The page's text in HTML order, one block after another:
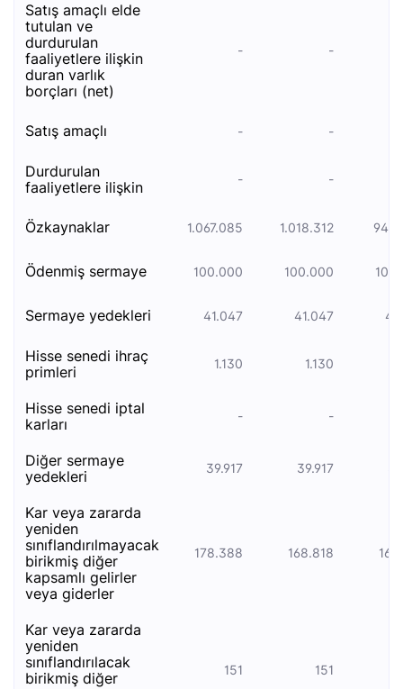
satiş amaçli elde
tutulan ve
durdurulan
faali̇yetlere i̇li̇şki̇n
duran varlik
borçlari (net)
- -
satış amaçlı - -
durdurulan
faaliyetlere i̇lişkin
- -
özkaynaklar 1.067.085 1.018.312
ödenmiş sermaye 100.000 100.000
sermaye yedekleri 41.047 41.047
hisse senedi i̇hraç
primleri
1.130 1.130
hisse senedi i̇ptal
karları
- -
diğer sermaye
yedekleri
39.917 39.917
kar veya zararda
yeniden
sınıflandırılmayacak
birikmiş diğer
kapsamlı gelirler
veya giderler
178.388 168.818
kar veya zararda
yeniden
sınıflandırılacak
birikmiş diğer
151 151